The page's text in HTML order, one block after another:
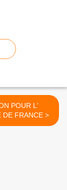
POUR L'
HISTOIRE DE FRANCE >